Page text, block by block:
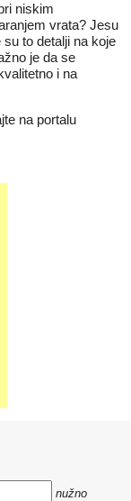
niskim
vrata? Jesu
to detalji na koje
je da se
i na
na portalu
nužno